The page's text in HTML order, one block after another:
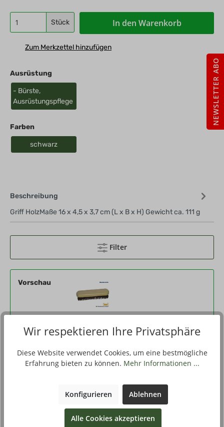
Stück In den Warenkorb
Zum Merkzettel hinzufügen
Ausrüstung
- Bürste,
Ausrüstungspflege
Farben
schwarz
Beschreibung
Griff HolzMaße 16 x 4,5 x 3,7 cm (L x B x H) Gewicht ca. 111 g
Filter
Vorschau
Produktnummer443190-08-000
Qualität B
Wir respektieren Ihre Privatsphäre
Diese Website verwendet Cookies, um eine bestmögliche
Erfahrung bieten zu können. Mehr Informationen ...
Konfigurieren Ablehnen
Alle Cookies akzeptieren
NEWSLETTER ABO